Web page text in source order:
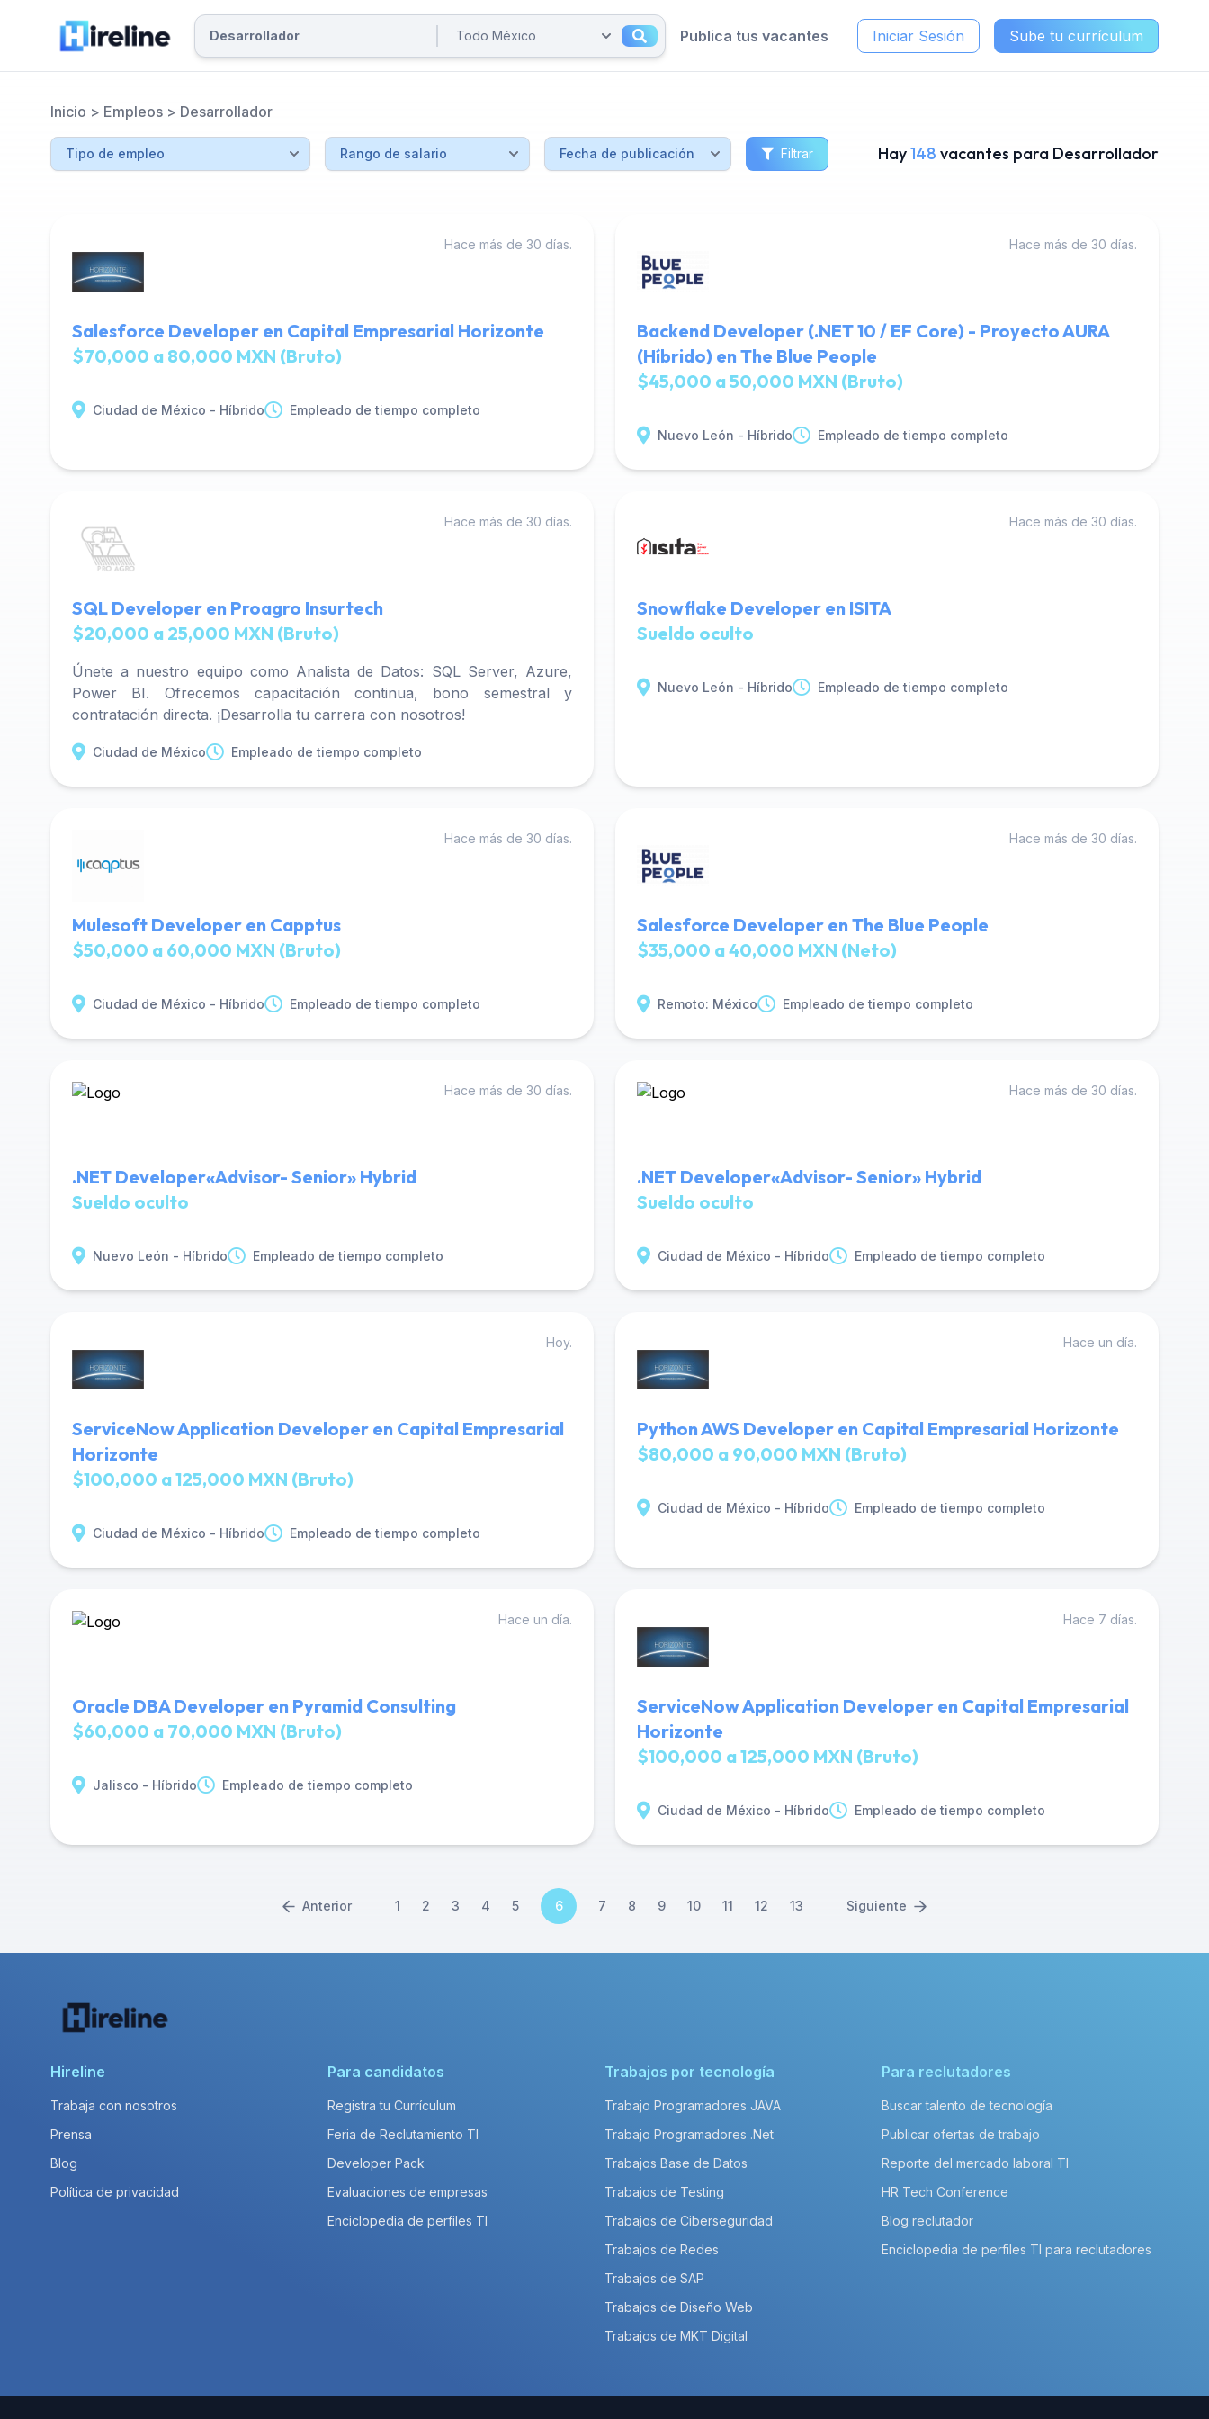
Publica tus vacantes Iniciar Sesión Sube tu currículum
Inicio > Empleos > Desarrollador
Filtrar Hay148 vacantes para Desarrollador
Hace más de 30 días.
Salesforce Developer en Capital Empresarial Horizonte
$70,000 a 80,000 MXN (Bruto)
Ciudad de México - Híbrido Empleado de tiempo completo
Hace más de 30 días.
Backend Developer (.NET 10 / EF Core) - Proyecto AURA
(Híbrido) en The Blue People
$45,000 a 50,000 MXN (Bruto)
Nuevo León - Híbrido Empleado de tiempo completo
Hace más de 30 días.
SQL Developer en Proagro Insurtech
$20,000 a 25,000 MXN (Bruto)
Únete a nuestro equipo como Analista de Datos: SQL Server, Azure,
Power BI. Ofrecemos capacitación continua, bono semestral y
contratación directa. ¡Desarrolla tu carrera con nosotros!
Ciudad de México Empleado de tiempo completo
Hace más de 30 días.
Snowflake Developer en ISITA
Sueldo oculto
Nuevo León - Híbrido Empleado de tiempo completo
Hace más de 30 días.
Mulesoft Developer en Capptus
$50,000 a 60,000 MXN (Bruto)
Ciudad de México - Híbrido Empleado de tiempo completo
Hace más de 30 días.
Salesforce Developer en The Blue People
$35,000 a 40,000 MXN (Neto)
Remoto: México Empleado de tiempo completo
Hace más de 30 días.
.NET Developer«Advisor- Senior» Hybrid
Sueldo oculto
Nuevo León - Híbrido Empleado de tiempo completo
Hace más de 30 días.
.NET Developer«Advisor- Senior» Hybrid
Sueldo oculto
Ciudad de México - Híbrido Empleado de tiempo completo
Hoy.
ServiceNow Application Developer en Capital Empresarial
Horizonte
$100,000 a 125,000 MXN (Bruto)
Ciudad de México - Híbrido Empleado de tiempo completo
Hace un día.
Python AWS Developer en Capital Empresarial Horizonte
$80,000 a 90,000 MXN (Bruto)
Ciudad de México - Híbrido Empleado de tiempo completo
Hace un día.
Oracle DBA Developer en Pyramid Consulting
$60,000 a 70,000 MXN (Bruto)
Jalisco - Híbrido Empleado de tiempo completo
Hace 7 días.
ServiceNow Application Developer en Capital Empresarial
Horizonte
$100,000 a 125,000 MXN (Bruto)
Ciudad de México - Híbrido Empleado de tiempo completo
Anterior 1 2 3 4 5 6 7 8 9 10 11 12 13 Siguiente
Hireline
Trabaja con nosotros
Prensa
Blog
Política de privacidad
Para candidatos
Registra tu Currículum
Feria de Reclutamiento TI
Developer Pack
Evaluaciones de empresas
Enciclopedia de perfiles TI
Trabajos por tecnología
Trabajo Programadores JAVA
Trabajo Programadores .Net
Trabajos Base de Datos
Trabajos de Testing
Trabajos de Ciberseguridad
Trabajos de Redes
Trabajos de SAP
Trabajos de Diseño Web
Trabajos de MKT Digital
Para reclutadores
Buscar talento de tecnología
Publicar ofertas de trabajo
Reporte del mercado laboral TI
HR Tech Conference
Blog reclutador
Enciclopedia de perfiles TI para reclutadores